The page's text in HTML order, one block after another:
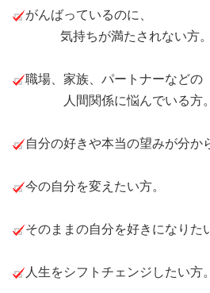
がんばっているのに、
気持ちが満たされない方。
職場、家族、パートナーなどの
人間関係に悩んでいる方。
自分の好きや本当の望みが分か
今の自分を変えたい方。
そのままの自分を好きになりた
人生をシフトチェンジしたい方。